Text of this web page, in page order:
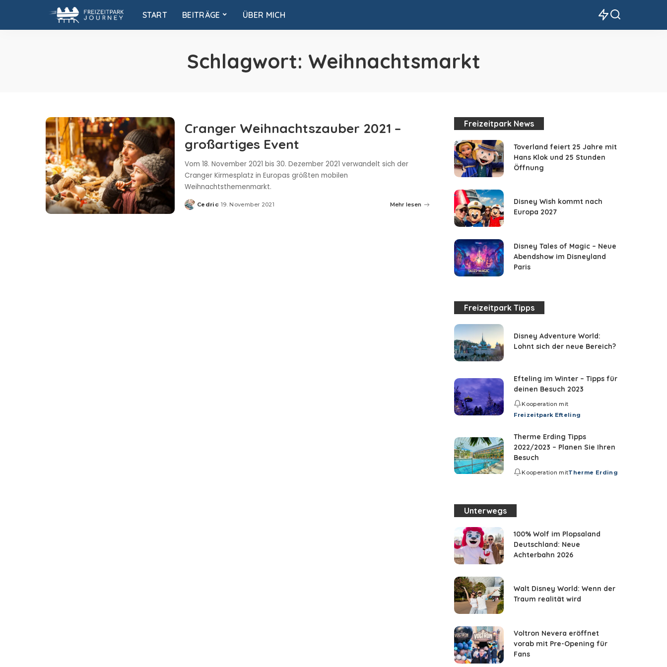
START BEITRÄGE ÜBER MICH
Schlagwort: Weihnachtsmarkt
Cranger Weihnachtszauber 2021 –
großartiges Event
Vom 18. November 2021 bis 30. Dezember 2021 verwandelt sich der
Cranger Kirmesplatz in Europas größten mobilen
Weihnachtsthemenmarkt.
Posted
Cedric 19. November 2021 Mehr lesen
Freizeitpark News
Toverland feiert 25 Jahre mit
Hans Klok und 25 Stunden
Öffnung
Disney Wish kommt nach
Europa 2027
Disney Tales of Magic – Neue
Abendshow im Disneyland
Paris
Freizeitpark Tipps
Disney Adventure World:
Lohnt sich der neue Bereich?
Efteling im Winter – Tipps für
deinen Besuch 2023
Kooperation mit
Freizeitpark Efteling
Therme Erding Tipps
2022/2023 – Planen Sie Ihren
Besuch
Kooperation mitTherme Erding
Unterwegs
100% Wolf im Plopsaland
Deutschland: Neue
Achterbahn 2026
Walt Disney World: Wenn der
Traum realität wird
Voltron Nevera eröffnet
vorab mit Pre-Opening für
Fans